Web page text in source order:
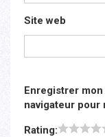
Site web
Enregistrer
navigateur pour
Rating: